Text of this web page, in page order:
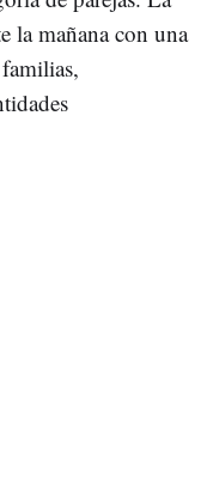
la mañana con una